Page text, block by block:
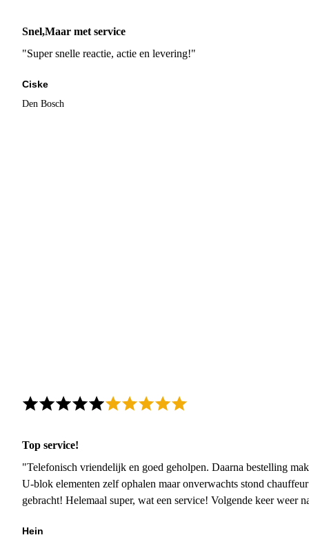
Snel,Maar met service
"Super snelle reactie, actie en levering!"
Ciske
Den Bosch
Top service!
"Telefonisch vriendelijk en goed geholpen. Daarna bestelling
U-blok elementen zelf ophalen maar onverwachts stond
gebracht! Helemaal super, wat een service! Volgende keer weer
Hein